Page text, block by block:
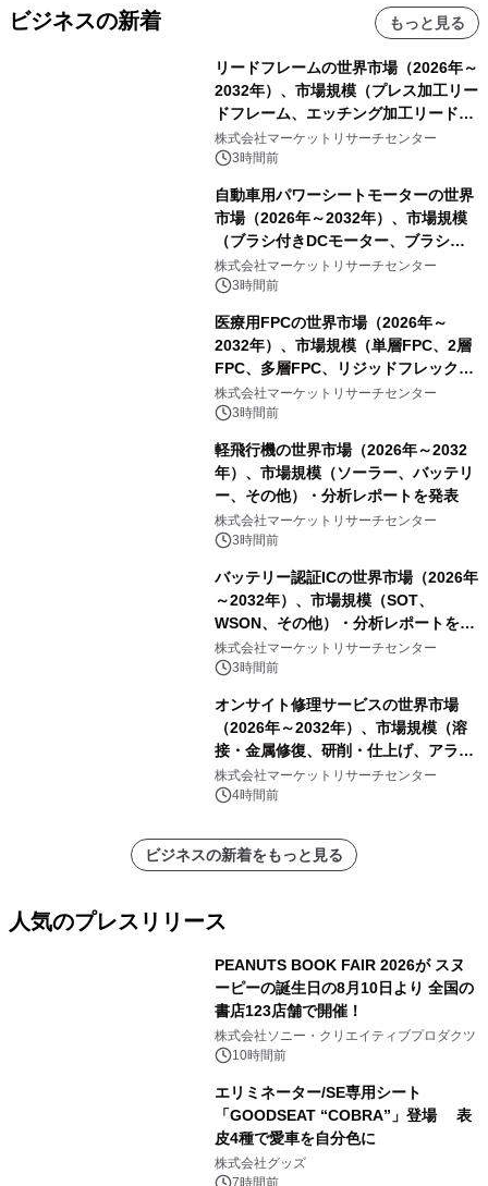
ビジネスの新着 もっと見る
リードフレームの世界市場（2026年～
2032年）、市場規模（プレス加工リー
ドフレーム、エッチング加工リードフ
レーム）・分析レポートを発表
株式会社マーケットリサーチセンター
3時間前
自動車用パワーシートモーターの世界
市場（2026年～2032年）、市場規模
（ブラシ付きDCモーター、ブラシレ
スDCモーター）・分析レポートを発
表
株式会社マーケットリサーチセンター
3時間前
医療用FPCの世界市場（2026年～
2032年）、市場規模（単層FPC、2層
FPC、多層FPC、リジッドフレックス
PCB）・分析レポートを発表
株式会社マーケットリサーチセンター
3時間前
軽飛行機の世界市場（2026年～2032
年）、市場規模（ソーラー、バッテリ
ー、その他）・分析レポートを発表
株式会社マーケットリサーチセンター
3時間前
バッテリー認証ICの世界市場（2026年
～2032年）、市場規模（SOT、
WSON、その他）・分析レポートを発
表
株式会社マーケットリサーチセンター
3時間前
オンサイト修理サービスの世界市場
（2026年～2032年）、市場規模（溶
接・金属修復、研削・仕上げ、アライ
メント、その他）・分析レポートを発
表
株式会社マーケットリサーチセンター
4時間前
ビジネスの新着をもっと見る
人気のプレスリリース
PEANUTS BOOK FAIR 2026が スヌ
ーピーの誕生日の8月10日より 全国の
書店123店舗で開催！
株式会社ソニー・クリエイティブプロダクツ
10時間前
エリミネーター/SE専用シート
「GOODSEAT “COBRA”」登場 表
皮4種で愛車を自分色に
株式会社グッズ
7時間前